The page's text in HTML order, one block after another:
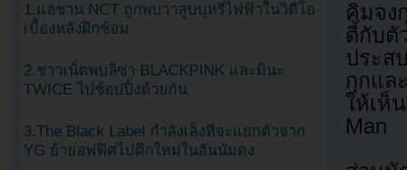
คิมจง
ตี้กับตั
ประส
กุกแล
ให้เห็
Man
1.แฮชาน NCT ถูกพบว่าสูบบุหรี่ไฟฟ้าในวิดีโอ
เบื้องหลังฝึกซ้อม
2.ชาวเน็ตพบลิซ่า BLACKPINK และมินะ
TWICE ไปช้อปปิ้งด้วยกัน
3.The Black Label กำลังเล็งที่จะแยกตัวจาก
YG ย้ายอฟฟิศไปตึกใหม่ในฮันนัมดง